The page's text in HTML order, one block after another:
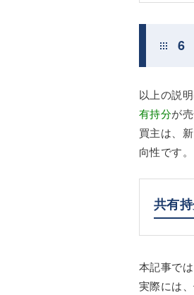
6
以上の説
有持分が
買主は、
向性です。
共有
本記事で
実際には